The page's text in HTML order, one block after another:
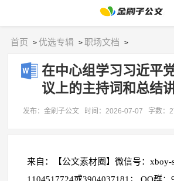
首页 >优选专辑 >职场文档 >
在中心组学习习近平
议上的主持词和总结
发布：金刷子公文 时间：2026-07-07 字数：
来自：【公文素材圈】微信号：xboy-